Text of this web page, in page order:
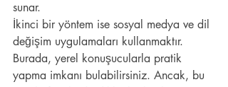
sunar.
İkinci bir yöntem ise sosyal medya ve dil
değişim uygulamaları kullanmaktır.
Burada, yerel konuşucularla pratik
yapma imkanı bulabilirsiniz. Ancak, bu